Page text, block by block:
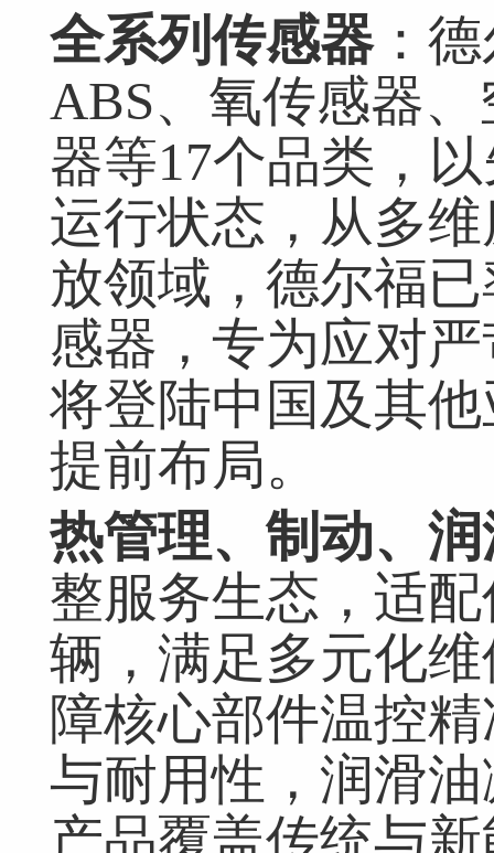
全系列传感器：
ABS、氧传感器
器等17个品类，
运行状态，从多
放领域，德尔福
感器，专为应对
将登陆中国及其
提前布局。
热管理、制动、
整服务生态，适
辆，满足多元化
障核心部件温控
与耐用性，润滑
产品覆盖传统与